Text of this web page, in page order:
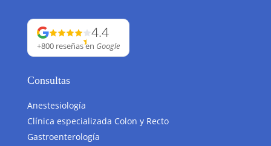
4.4
+800 reseñasen Google
Consultas
Anestesiología
Clínica especializada Colon y Recto
Gastroenterología